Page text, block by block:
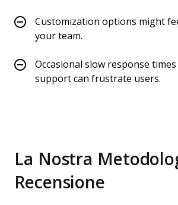
Customization options might
your team.
Occasional slow response
support can frustrate users.
La Nostra
Recensione